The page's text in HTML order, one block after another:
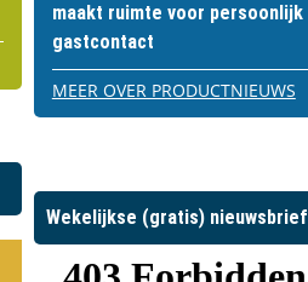
maakt ruimte voor persoonlijk
gastcontact
MEER OVER PRODUCTNIEUWS
Wekelijkse (gratis) nieuwsbrief